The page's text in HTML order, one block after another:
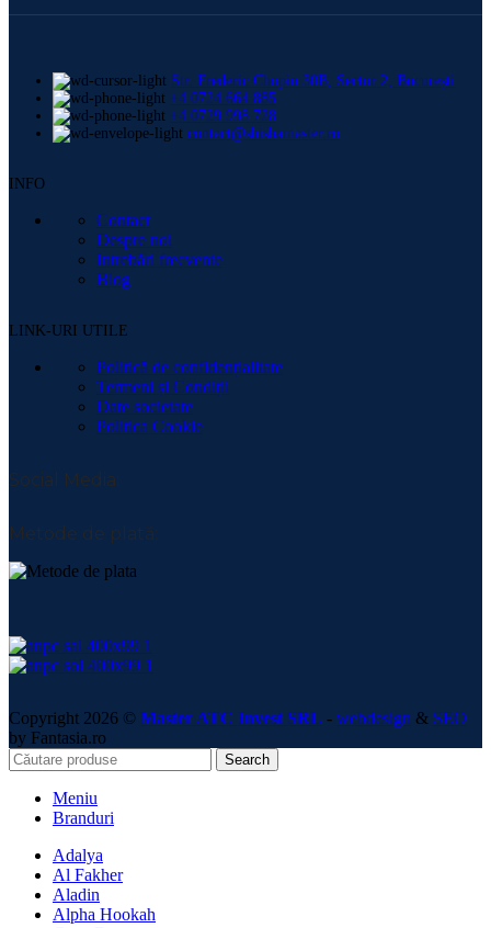
Str. Frederic Chopin 30B, Sector 2, București
+4 0724 664 885
+4 0729 998 728
contact@shishamaster.ro
INFO
Contact
Despre noi
Intrebări frecvente
Blog
LINK-URI UTILE
Politică de confidențialitate
Termeni și Condiții
Date societate
Politica Cookie
Social Media:
Metode de plată:
Copyright 2026 © Master ATC Invest SRL - webdesign & SEO
by Fantasia.ro
Search
Meniu
Branduri
Adalya
Al Fakher
Aladin
Alpha Hookah